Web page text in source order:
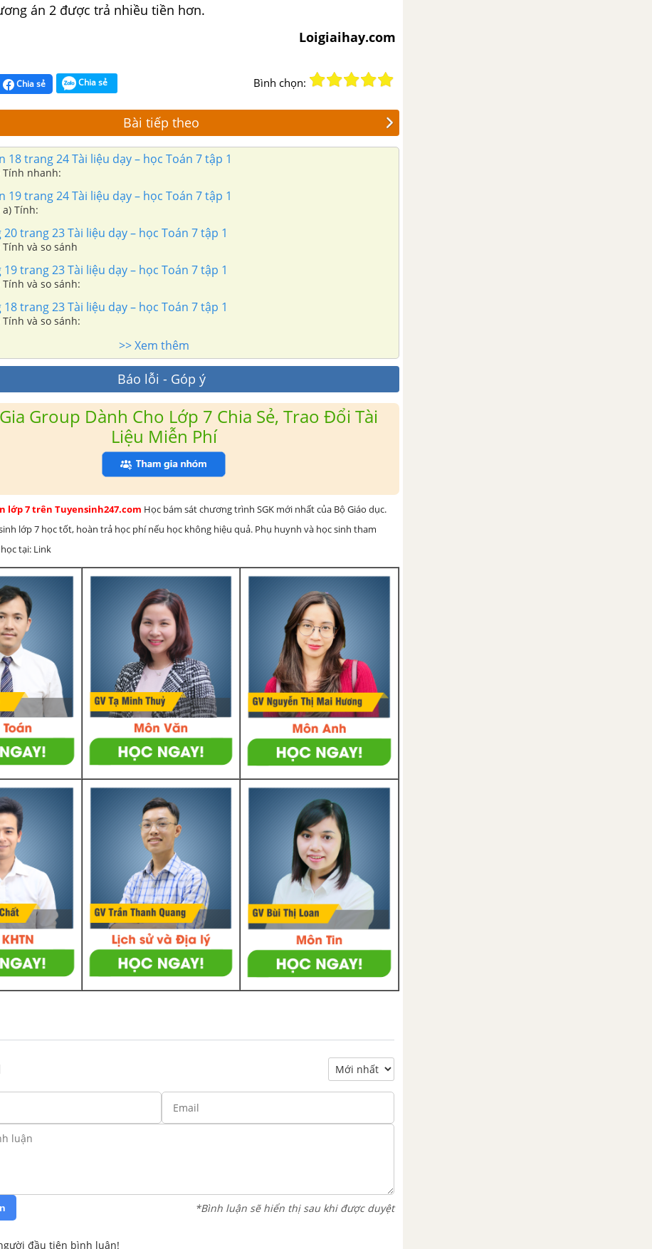
án 2 được trả nhiều tiền hơn.
Loigiaihay.com
Chia sẻ Chia sẻ Bình chọn:
Bài tiếp theo
18 trang 24 Tài liệu dạy – học Toán 7 tập 1
Tính nhanh:
19 trang 24 Tài liệu dạy – học Toán 7 tập 1
Tính:
trang 23 Tài liệu dạy – học Toán 7 tập 1
và so sánh
trang 23 Tài liệu dạy – học Toán 7 tập 1
và so sánh:
trang 23 Tài liệu dạy – học Toán 7 tập 1
và so sánh:
>> Xem thêm
Báo lỗi - Góp ý
Group Dành Cho Lớp 7 Chia Sẻ, Trao Đổi Tài
Liệu Miễn Phí
lớp 7 trên Tuyensinh247.com Học bám sát chương trình SGK mới nhất của Bộ Giáo dục.
lớp 7 học tốt, hoàn trả học phí nếu học không hiệu quả. Phụ huynh và học sinh tham
tại: Link
*Bình luận sẽ hiển thị sau khi được duyệt
đầu tiên bình luận!